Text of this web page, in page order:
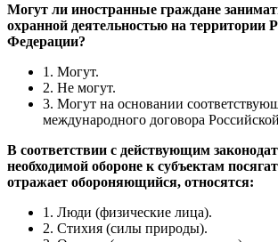
Могут ли иностранные граждане
охранной деятельностью на территории
Федерации?
1. Могут.
2. Не могут.
3. Могут на основании
международного договора
В соответствии с действующим
необходимой обороне к субъектам
отражает обороняющийся, относятся:
1. Люди (физические лица).
2. Стихия (силы природы).